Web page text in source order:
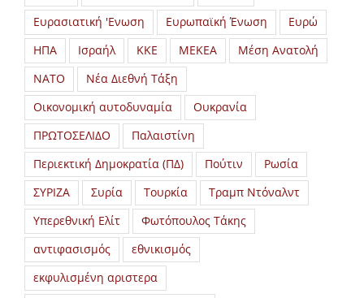
Ευρασιατική 'Ενωση
Ευρωπαϊκή Ένωση
Ευρώ
ΗΠΑ
Ισραήλ ΚΚΕ ΜΕΚΕΑ
Μέση Ανατολή
ΝΑΤΟ
Νέα Διεθνή Τάξη
Οικονομική αυτοδυναμία
Ουκρανία
ΠΡΩΤΟΣΕΛΙΔΟ
Παλαιστίνη
Περιεκτική Δημοκρατία (ΠΔ)
Πούτιν
Ρωσία
ΣΥΡΙΖΑ
Συρία Τουρκία
Τραμπ Ντόναλντ
Υπερεθνική Ελίτ
Φωτόπουλος Τάκης
αντιφασισμός
εθνικισμός
εκφυλισμένη αριστερα